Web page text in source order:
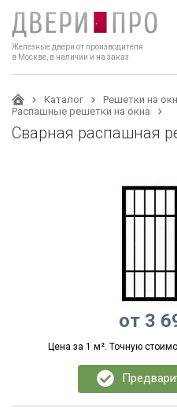
Железные двери от производителя
в Москве, в наличии и на заказ
Каталог
Решетки на
Распашные решетки на окна
Сварная распашная
от 3
Цена за 1 м². Точную